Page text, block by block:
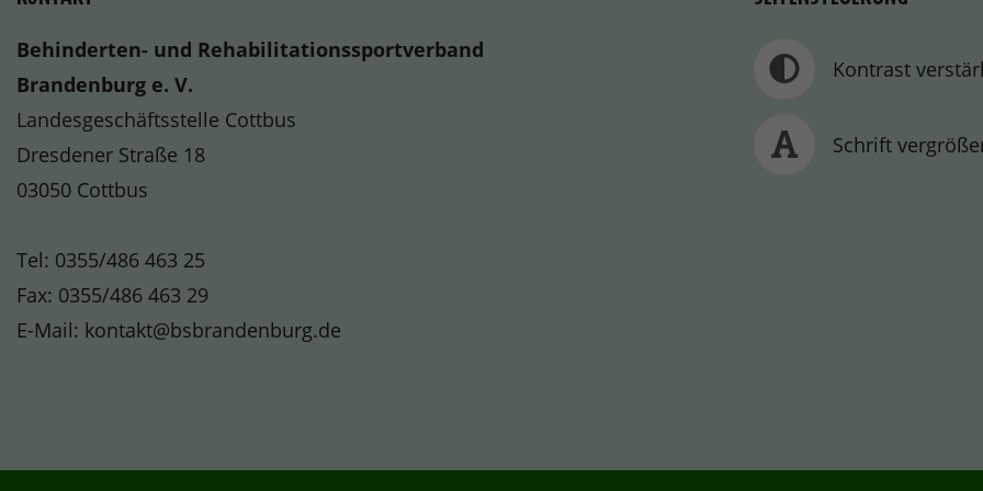
Behinderten- und Rehabilitationssportverband
Brandenburg e. V.
Landesgeschäftsstelle Cottbus
Dresdener Straße 18
03050 Cottbus
Tel: 0355/486 463 25
Fax: 0355/486 463 29
E-Mail: kontakt@bsbrandenburg.de
Kontrast
Schrift